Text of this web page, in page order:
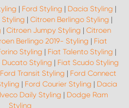
| Ford Styling | Dacia Styling |
| Citroen Berlingo Styling |
| Citroen Jumpy Styling | Citroen
Berlingo 2019- Styling | Fiat
Styling | Fiat Talento Styling |
Ducato Styling | Fiat Scudo Styling
Ford Transit Styling | Ford Connect
| Ford Courier Styling | Dacia
Iveco Daily Styling | Dodge Ram
Styling